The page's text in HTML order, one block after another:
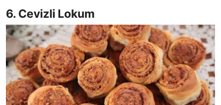
6. Cevizli Lokum